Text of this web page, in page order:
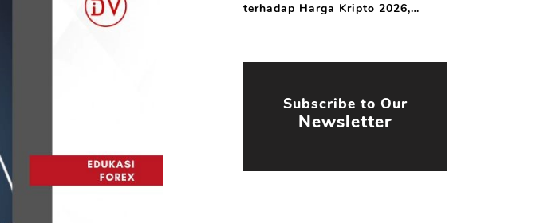
terhadap Harga Kripto 2026,
Subscribe to Our
Newsletter